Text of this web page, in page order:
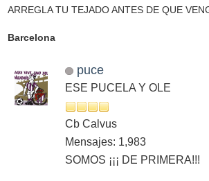
ARREGLA TU TEJADO ANTES DE QUE
Barcelona
puce
ESE PUCELA Y OLE
Cb Calvus
Mensajes: 1,983
SOMOS ¡¡¡ DE PRIMERA!!!